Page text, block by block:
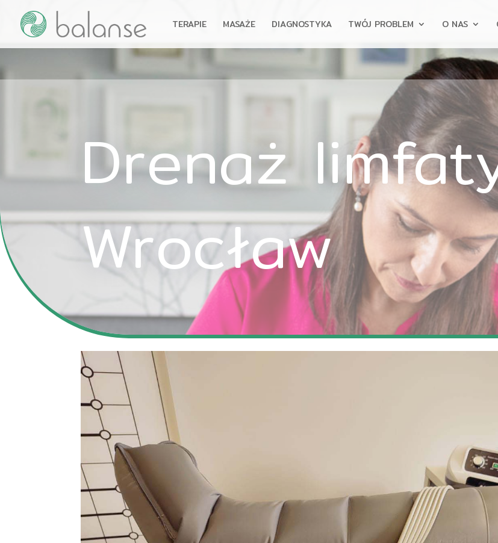
TERAPIE MASAŻE DIAGNOSTYKA TWÓJ PROBLEM O NAS
Drenaż
Wrocław